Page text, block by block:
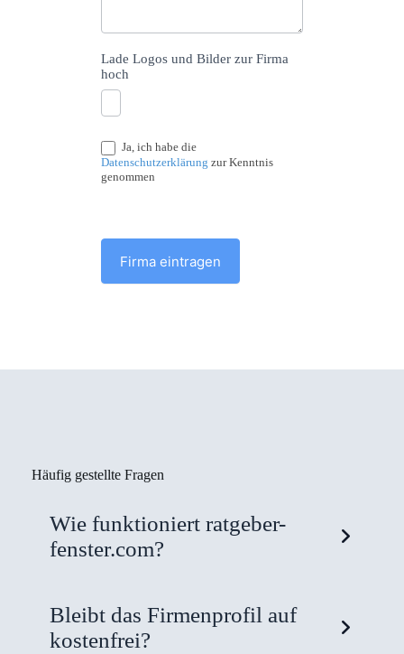
Lade Logos und Bilder zur Firma
hoch
Ja, ich habe die
Datenschutzerklärung zur Kenntnis
genommen
Firma eintragen
Häufig gestellte Fragen
Wie funktioniert ratgeber-
fenster.com?
Bleibt das Firmenprofil auf
kostenfrei?